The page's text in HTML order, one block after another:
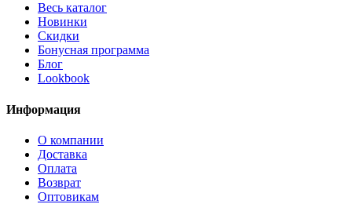
Весь каталог
Новинки
Скидки
Бонусная программа
Блог
Lookbook
Информация
О компании
Доставка
Оплата
Возврат
Оптовикам